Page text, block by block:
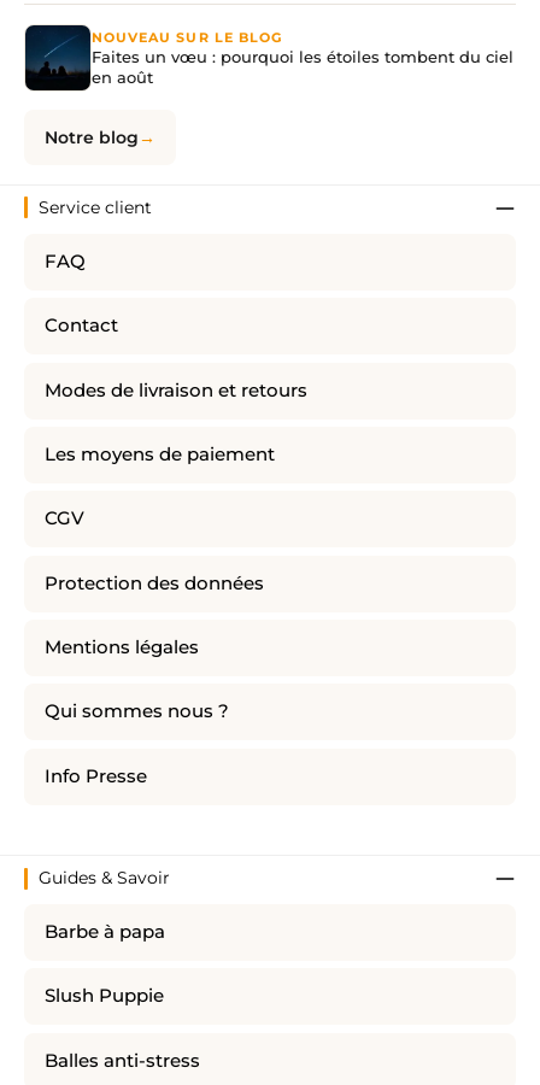
NOUVEAU SUR LE BLOG
Faites un vœu : pourquoi les étoiles tombent du ciel
en août
Notre blog
Service client
FAQ
Contact
Modes de livraison et retours
Les moyens de paiement
CGV
Protection des données
Mentions légales
Qui sommes nous ?
Info Presse
Guides & Savoir
Barbe à papa
Slush Puppie
Balles anti-stress